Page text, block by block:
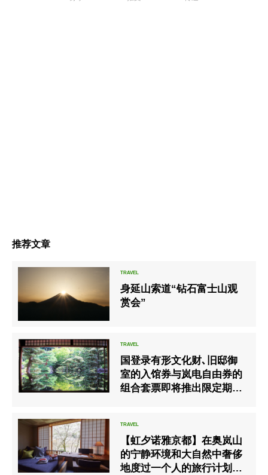
推荐文章
身延山索道“钻石富士山观
赏会”
国登录有形文化财､旧邸御
室的入馆券与岚电自由券的
组合套票即将推出限定期间
【虹夕诺雅京都】在奥岚山
的宁静环境和大自然中奢侈
地度过一个人的旅行计划推